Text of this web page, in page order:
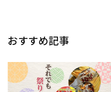
「できた！」があふれる！『生徒
指導の教科書』